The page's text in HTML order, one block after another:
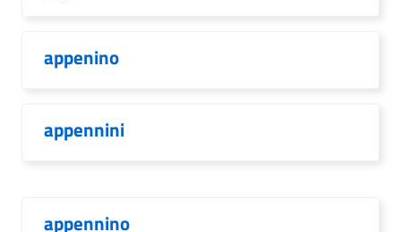
appenino
appennini
appennino